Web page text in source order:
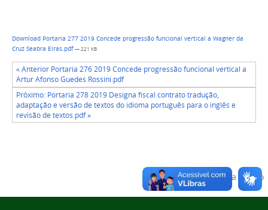
Download Portaria 277 2019 Concede progressão funcional vertical a Wagner da
Cruz Seabra Eiras.pdf— 221 KB
« Anterior Portaria 276 2019 Concede progressão funcional vertical a
Artur Afonso Guedes Rossini.pdf
Próximo: Portaria 278 2019 Designa fiscal contrato tradução,
adaptação e versão de textos do idioma português para o inglês e
revisão de textos.pdf »
Voltar para o topo